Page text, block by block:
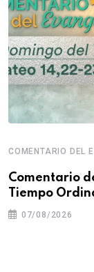
COMENTARIO DEL
Comentario
Tiempo
07/08/2026